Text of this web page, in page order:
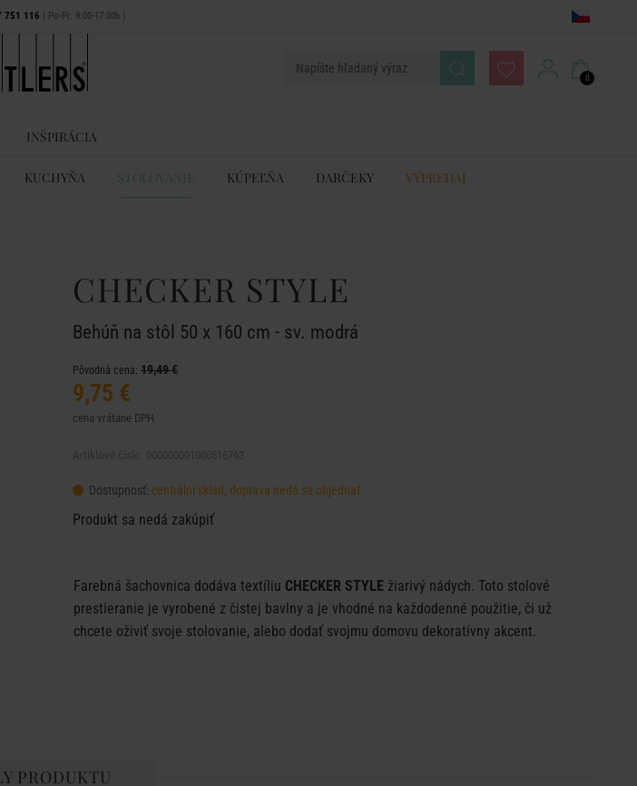
751 116 ( Po-Pi: 9:00-17:00h )
0
INŠPIRÁCIA
KUCHYŇA STOLOVANIE KÚPEĽŇA DARČEKY VÝPREDAJ
CHECKER STYLE
Behúň na stôl 50 x 160 cm - sv. modrá
Pôvodná cena: 19,49 €
9,75 €
cena vrátane DPH
Dostupnosť: centrální sklad, doprava nedá sa objednať
Produkt sa nedá zakúpiť
Farebná šachovnica dodáva textíliu CHECKER STYLE žiarivý nádych. Toto stolové
prestieranie je vyrobené z čistej bavlny a je vhodné na každodenné použitie, či už
chcete oživiť svoje stolovanie, alebo dodať svojmu domovu dekoratívny akcent.
PRODUKTU